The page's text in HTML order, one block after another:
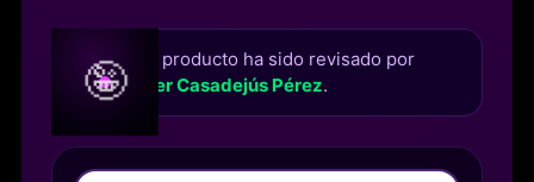
🤪 Este producto ha sido revisado por
Roger Casadejús Pérez.